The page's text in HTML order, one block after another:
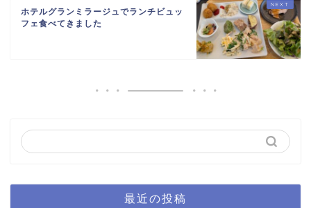
ホテルグランミラージュでランチビュッ
フェ食べてきました
最近の投稿